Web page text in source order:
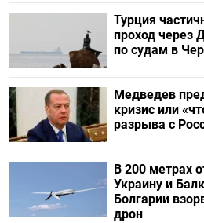
Турция
проход через
по судам в
Медведев
кризис или
разрыва с
В 200 метрах
Украину и
Болгарии
дрон